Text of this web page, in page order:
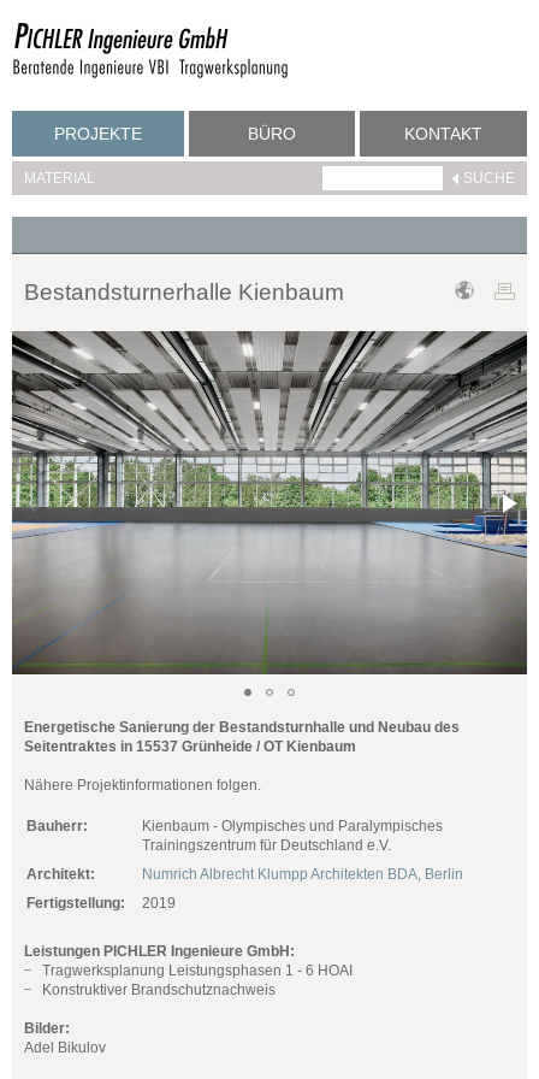
PROJEKTE BÜRO KONTAKT
MATERIAL
Bestandsturnerhalle Kienbaum
Energetische Sanierung der Bestandsturnhalle und Neubau des
Seitentraktes in 15537 Grünheide / OT Kienbaum
Nähere Projektinformationen folgen.
Bauherr:
Kienbaum - Olympisches und Paralympisches
Trainingszentrum für Deutschland e.V.
Architekt:
Numrich Albrecht Klumpp Architekten BDA, Berlin
Fertigstellung:
2019
Leistungen PICHLER Ingenieure GmbH:
Tragwerksplanung Leistungsphasen 1 - 6 HOAI
Konstruktiver Brandschutznachweis
Bilder:
Adel Bikulov